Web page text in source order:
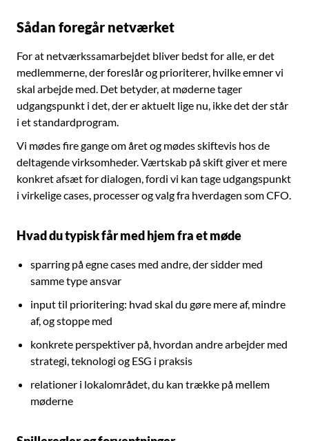
Sådan foregår netværket
For at netværkssamarbejdet bliver bedst for alle, er det
medlemmerne, der foreslår og prioriterer, hvilke emner vi
skal arbejde med. Det betyder, at møderne tager
udgangspunkt i det, der er aktuelt lige nu, ikke det der står
i et standardprogram.
Vi mødes fire gange om året og mødes skiftevis hos de
deltagende virksomheder. Værtskab på skift giver et mere
konkret afsæt for dialogen, fordi vi kan tage udgangspunkt
i virkelige cases, processer og valg fra hverdagen som CFO.
Hvad du typisk får med hjem fra et møde
sparring på egne cases med andre, der sidder med
samme type ansvar
input til prioritering: hvad skal du gøre mere af, mindre
af, og stoppe med
konkrete perspektiver på, hvordan andre arbejder med
strategi, teknologi og ESG i praksis
relationer i lokalområdet, du kan trække på mellem
møderne